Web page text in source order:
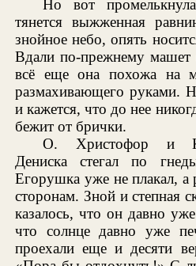
Но вот
тянется выжженная
знойное небо, опять
Вдали по-прежнему машет
всё еще она похожа на
размахивающего руками.
и кажется, что до нее
бежит от брички.
О. Христофор и
Дениска стегал по
Егорушка уже не плакал, а
сторонам. Зной и степная
казалось, что он давно
что солнце давно уже
проехали еще и десяти